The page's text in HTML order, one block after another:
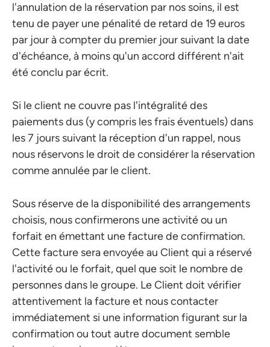
l'annulation de la réservation par nos soins, il est
tenu de payer une pénalité de retard de 19 euros
par jour à compter du premier jour suivant la date
d'échéance, à moins qu'un accord différent n'ait
été conclu par écrit.
Si le client ne couvre pas l'intégralité des
paiements dus (y compris les frais éventuels) dans
les 7 jours suivant la réception d'un rappel, nous
nous réservons le droit de considérer la réservation
comme annulée par le client.
Sous réserve de la disponibilité des arrangements
choisis, nous confirmerons une activité ou un
forfait en émettant une facture de confirmation.
Cette facture sera envoyée au Client qui a réservé
l'activité ou le forfait, quel que soit le nombre de
personnes dans le groupe. Le Client doit vérifier
attentivement la facture et nous contacter
immédiatement si une information figurant sur la
confirmation ou tout autre document semble